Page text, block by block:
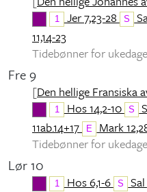
1 Jer 7,23-28 S
11,14-23
Tidebønner for
Fre 9
[Den hellige Fransiska
1 Hos 14,2-10 S
11ab.14+17
E
Mark
Tidebønner for
Lør 10
1 Hos 6,1-6 S